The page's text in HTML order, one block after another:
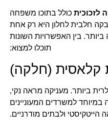
לזכוכית כולל בתוכו משפחה
חלבית לחלון היא רק אחת
בין האפשרויות השונות
תוכלו למצוא:
קלאסית (חלקה)
ביותר. מעניקה מראה נקי,
במיוחד למשרדים המעוניינים
ולבתים מודרניים.